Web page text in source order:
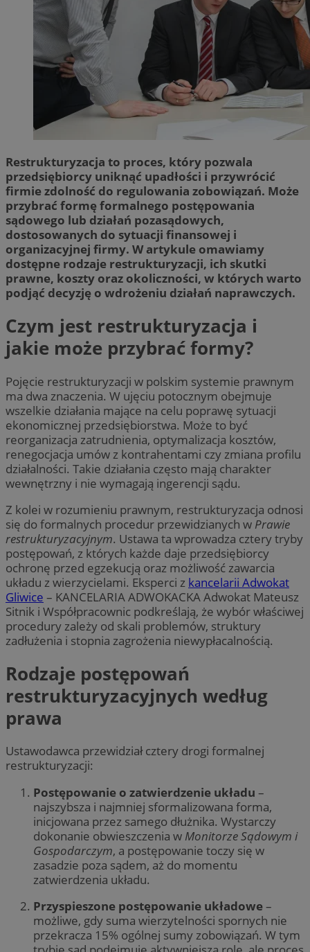
Restrukturyzacja to proces, który pozwala
przedsiębiorcy uniknąć upadłości i przywrócić
firmie zdolność do regulowania zobowiązań. Może
przybrać formę formalnego postępowania
sądowego lub działań pozasądowych,
dostosowanych do sytuacji finansowej i
organizacyjnej firmy. W artykule omawiamy
dostępne rodzaje restrukturyzacji, ich skutki
prawne, koszty oraz okoliczności, w których warto
podjąć decyzję o wdrożeniu działań naprawczych.
Czym jest restrukturyzacja i
jakie może przybrać formy?
Pojęcie restrukturyzacji w polskim systemie prawnym
ma dwa znaczenia. W ujęciu potocznym obejmuje
wszelkie działania mające na celu poprawę sytuacji
ekonomicznej przedsiębiorstwa. Może to być
reorganizacja zatrudnienia, optymalizacja kosztów,
renegocjacja umów z kontrahentami czy zmiana profilu
działalności. Takie działania często mają charakter
wewnętrzny i nie wymagają ingerencji sądu.
Z kolei w rozumieniu prawnym, restrukturyzacja odnosi
się do formalnych procedur przewidzianych w Prawie
restrukturyzacyjnym. Ustawa ta wprowadza cztery tryby
postępowań, z których każde daje przedsiębiorcy
ochronę przed egzekucją oraz możliwość zawarcia
układu z wierzycielami. Eksperci z kancelarii Adwokat
Gliwice – KANCELARIA ADWOKACKA Adwokat Mateusz
Sitnik i Współpracownic podkreślają, że wybór właściwej
procedury zależy od skali problemów, struktury
zadłużenia i stopnia zagrożenia niewypłacalnością.
Rodzaje postępowań
restrukturyzacyjnych według
prawa
Ustawodawca przewidział cztery drogi formalnej
restrukturyzacji:
Postępowanie o zatwierdzenie układu –
najszybsza i najmniej sformalizowana forma,
inicjowana przez samego dłużnika. Wystarczy
dokonanie obwieszczenia w Monitorze Sądowym i
Gospodarczym, a postępowanie toczy się w
zasadzie poza sądem, aż do momentu
zatwierdzenia układu.
Przyspieszone postępowanie układowe–
możliwe, gdy suma wierzytelności spornych nie
przekracza 15% ogólnej sumy zobowiązań. W tym